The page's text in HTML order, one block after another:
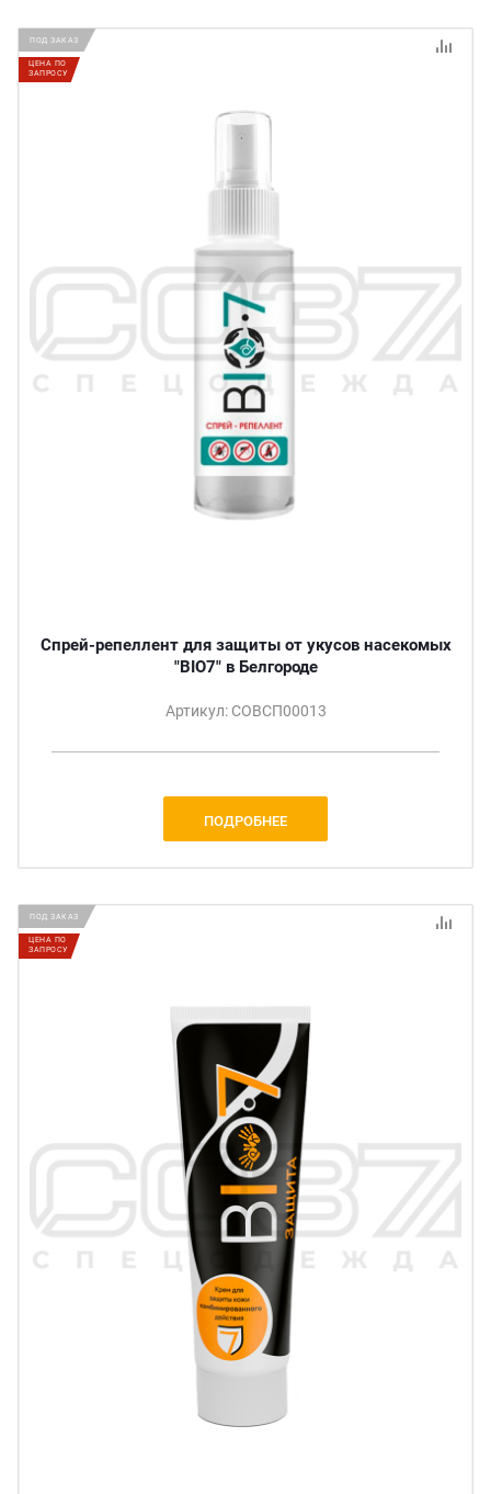
ПОД ЗАКАЗ
ЦЕНА ПО
ЗАПРОСУ
Спрей-репеллент для защиты от укусов насекомых
"BIO7" в Белгороде
Артикул: СОВСП00013
ПОДРОБНЕЕ
ПОД ЗАКАЗ
ЦЕНА ПО
ЗАПРОСУ